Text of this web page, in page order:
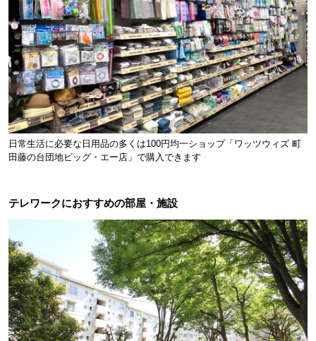
日常生活に必要な日用品の多くは100円均一ショップ「ワッツウィズ 町
田藤の台団地ビッグ・エー店」で購入できます
テレワークにおすすめの部屋・施設